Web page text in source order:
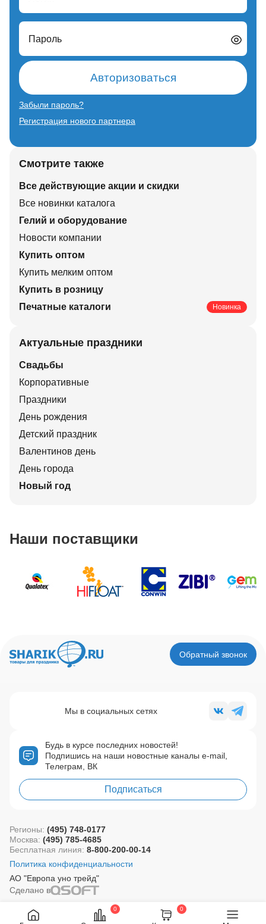
0 0
Пароль
Авторизоваться
Забыли пароль?
Регистрация нового партнера
Смотрите также
Все действующие акции и скидки
Все новинки каталога
Гелий и оборудование
Новости компании
Купить оптом
Купить мелким оптом
Купить в розницу
Печатные каталоги
Новинка
Актуальные праздники
Свадьбы
Корпоративные
Праздники
День рождения
Детский праздник
Валентинов день
День города
Новый год
Наши поставщики
Обратный звонок
Будь в курсе последних новостей!
Подпишись на наши новостные каналы e-mail,
Телеграм, ВК
Подписаться
Мы в социальных сетях
АО "Европа уно трейд"
Регионы: (495) 748-0177
Москва: (495) 785-4685
Бесплатная линия: 8-800-200-00-14
Политика конфиденциальности
Сделано в